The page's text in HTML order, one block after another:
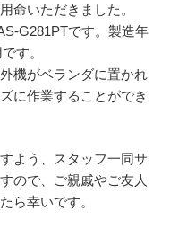
命いただきました。
G281PTです。製造年
す。
機がベランダに置かれ
に作業することができ
よう、スタッフ一同サ
ので、ご親戚やご友人
ら幸いです。